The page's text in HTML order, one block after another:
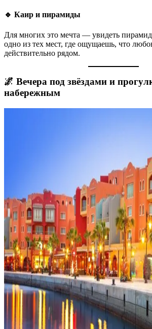
🔹 Каир и пирамиды
Для многих это мечта — увидеть
одно из тех мест, где ощущаешь, что
действительно рядом.
🌌 Вечера под звёздами и
набережным